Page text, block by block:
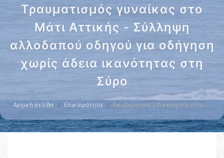
Τραυματισμός γυναίκας στο
Μάτι Αττικής - Σύλληψη
αλλοδαπού οδηγού για οδήγηση
χωρίς άδεια ικανότητας στη
Σύρο
Αρχική σελίδα Επικαιρότητα Ακυβερνησία Ι/Φ σκάφους στην …